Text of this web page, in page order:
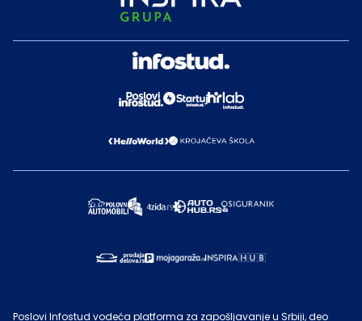
Poslovi Infostud vodeća platforma za zapošljavanje u Srbiji, deo